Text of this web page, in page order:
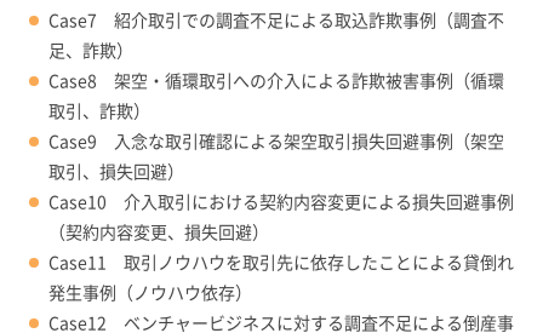
Case7 紹介取引での調査不足による取込詐欺事例（調査不
足、詐欺）
Case8 架空・循環取引への介入による詐欺被害事例（循環
取引、詐欺）
Case9 入念な取引確認による架空取引損失回避事例（架空
取引、損失回避）
Case10 介入取引における契約内容変更による損失回避事例
（契約内容変更、損失回避）
Case11 取引ノウハウを取引先に依存したことによる貸倒れ
発生事例（ノウハウ依存）
Case12 ベンチャービジネスに対する調査不足による倒産事